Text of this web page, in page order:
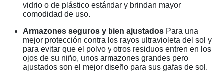
vidrio o de plástico estándar y brindan mayor
comodidad de uso.
Armazones seguros y bien ajustados Para una
mejor protección contra los rayos ultravioleta del sol y
para evitar que el polvo y otros residuos entren en los
ojos de su niño, unos armazones grandes pero
ajustados son el mejor diseño para sus gafas de sol.